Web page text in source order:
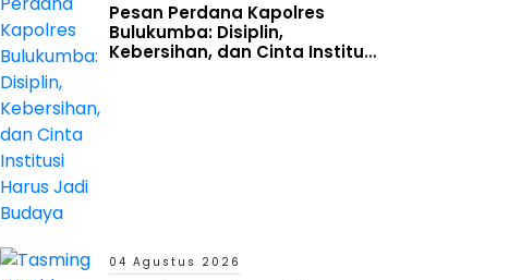
Pesan Perdana Kapolres
Bulukumba: Disiplin,
Kebersihan, dan Cinta Institusi
04 Agustus 2026